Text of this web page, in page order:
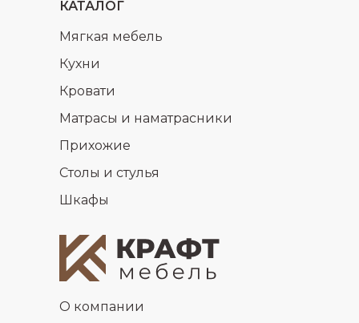
КАТАЛОГ
Кухни
Мягкая мебель
Кровати
Матрасы и наматрасники
Прихожие
Столы и стулья
Шкафы
О компании